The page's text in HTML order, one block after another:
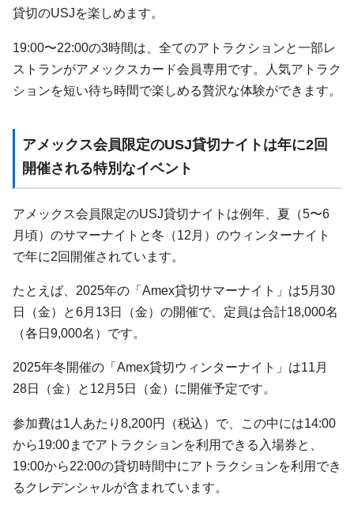
貸切のUSJを楽しめます。
19:00〜22:00の3時間は、全てのアトラクションと一部レ
ストランがアメックスカード会員専用です。人気アトラク
ションを短い待ち時間で楽しめる贅沢な体験ができます。
アメックス会員限定のUSJ貸切ナイトは年に2回
開催される特別なイベント
アメックス会員限定のUSJ貸切ナイトは例年、夏（5〜6
月頃）のサマーナイトと冬（12月）のウィンターナイト
で年に2回開催されています。
たとえば、2025年の「Amex貸切サマーナイト」は5月30
日（金）と6月13日（金）の開催で、定員は合計18,000名
（各日9,000名）です。
2025年冬開催の「Amex貸切ウィンターナイト」は11月
28日（金）と12月5日（金）に開催予定です。
参加費は1人あたり8,200円（税込）で、この中には14:00
から19:00までアトラクションを利用できる入場券と、
19:00から22:00の貸切時間中にアトラクションを利用でき
るクレデンシャルが含まれています。